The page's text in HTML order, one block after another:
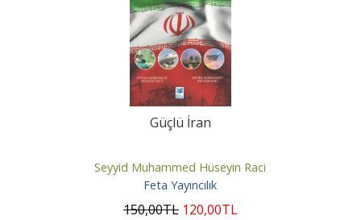
Güçlü İran
Seyyid Muhammed Hüseyin Raci
Feta Yayıncılık
150,00TL 120,00TL